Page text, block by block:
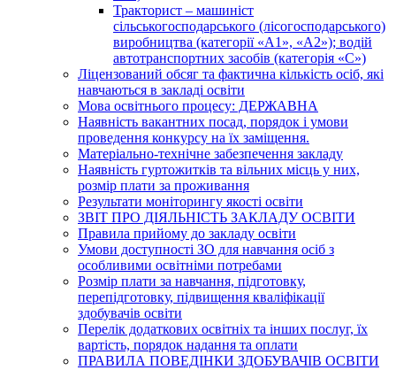
Тракторист – машиніст
сільськогосподарського (лісогосподарського)
виробництва (категорії «А1», «А2»); водій
автотранспортних засобів (категорія «С»)
Ліцензований обсяг та фактична кількість осіб, які
навчаються в закладі освіти
Мова освітнього процесу: ДЕРЖАВНА
Наявність вакантних посад, порядок і умови
проведення конкурсу на їх заміщення.
Матеріально-технічне забезпечення закладу
Наявність гуртожитків та вільних місць у них,
розмір плати за проживання
Результати моніторингу якості освіти
ЗВІТ ПРО ДІЯЛЬНІСТЬ ЗАКЛАДУ ОСВІТИ
Правила прийому до закладу освіти
Умови доступності ЗО для навчання осіб з
особливими освітніми потребами
Розмір плати за навчання, підготовку,
перепідготовку, підвищення кваліфікації
здобувачів освіти
Перелік додаткових освітніх та інших послуг, їх
вартість, порядок надання та оплати
ПРАВИЛА ПОВЕДІНКИ ЗДОБУВАЧІВ ОСВІТИ